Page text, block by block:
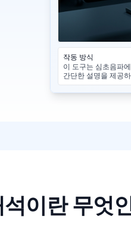
작동 방식
이 도구는 심초음파
간단한 설명을 제공
이란 무엇